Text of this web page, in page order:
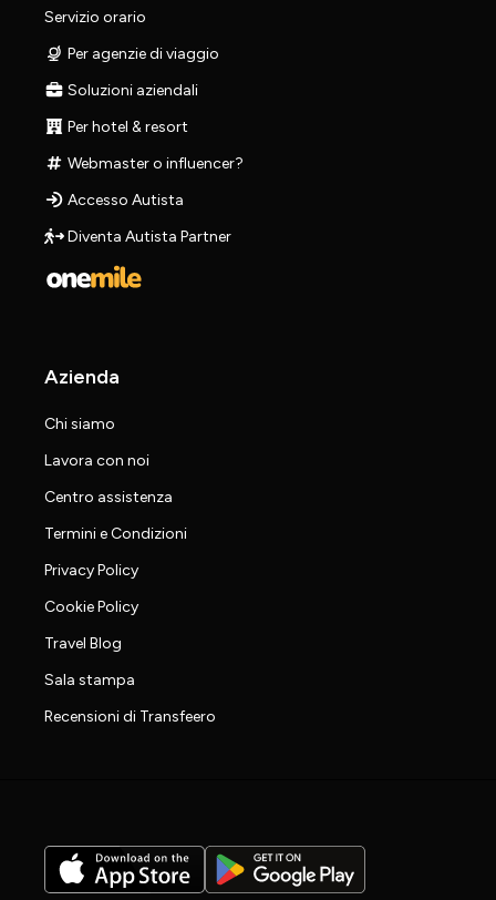
Servizio orario
Per agenzie di viaggio
Soluzioni aziendali
Per hotel & resort
Webmaster o influencer?
Accesso Autista
Diventa Autista Partner
Azienda
Chi siamo
Lavora con noi
Centro assistenza
Termini e Condizioni
Privacy Policy
Cookie Policy
Travel Blog
Sala stampa
Recensioni di Transfeero